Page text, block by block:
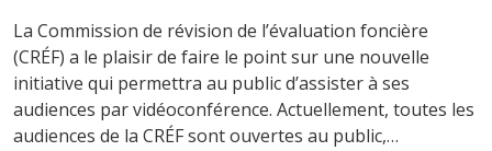
La Commission de révision de l’évaluation foncière
(CRÉF) a le plaisir de faire le point sur une nouvelle
initiative qui permettra au public d’assister à ses
audiences par vidéoconférence. Actuellement, toutes les
audiences de la CRÉF sont ouvertes au public,…